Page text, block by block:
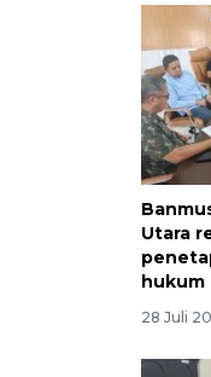
Utara
hukum
28 Juli